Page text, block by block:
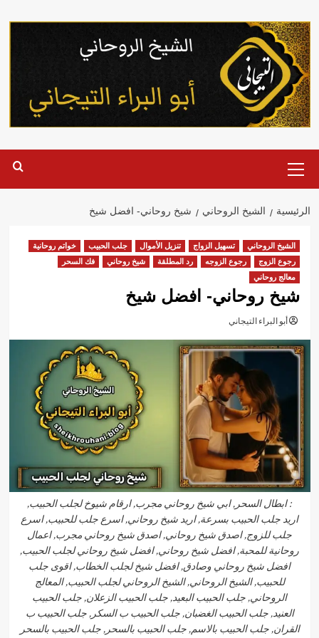
إلى
المحتوى
الرئيسية
الرئيسية الشيخ الروحاني شيخ روحاني- افضل شيخ
الشيخ الروحاني تسهيل الزواج تنزيل الأموال جلب الحبيب
خواتم روحانية
رجوع الزوج
رجوع الزوجه رد المطلقة شيخ روحاني
فك السحر
معالج روحاني
شيخ روحاني- افضل شيخ
أبو البراء التيجاني
: ابطال السحر, ابي شيخ روحاني مجرب, ارقام شيوخ لجلب الحبيب,
اريد جلب الحبيب بسرعة, اريد شيخ روحاني, اسرع جلب للحبيب, اسرع
جلب للزوج, اصدق شيخ روحاني, اصدق شيخ روحاني مجرب, اعمال
روحانية للمحبة, افضل شيخ روحاني, افضل شيخ روحاني لجلب الحبيب,
افضل شيخ روحاني وصادق, افضل شيخ لجلب الخطاب, اقوى جلب
للحبيب, الشيخ الروحاني, الشيخ الروحاني لجلب الحبيب, المعالج
الروحاني, جلب الحبيب البعيد, جلب الحبيب الزعلان, جلب الحبيب
العنيد, جلب الحبيب الغضبان, جلب الحبيب ب السكر, جلب الحبيب ب
القران, جلب الحبيب بالاسم, جلب الحبيب بالسحر, جلب الحبيب بالسحر